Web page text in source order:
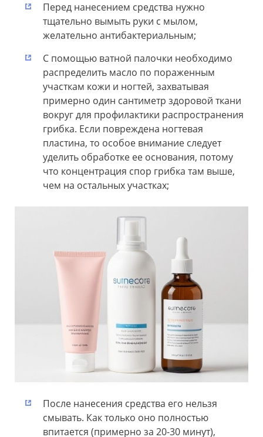
Перед нанесением средства нужно
тщательно вымыть руки с мылом,
желательно антибактериальным;
С помощью ватной палочки необходимо
распределить масло по пораженным
участкам кожи и ногтей, захватывая
примерно один сантиметр здоровой ткани
вокруг для профилактики распространения
грибка. Если повреждена ногтевая
пластина, то особое внимание следует
уделить обработке ее основания, потому
что концентрация спор грибка там выше,
чем на остальных участках;
После нанесения средства его нельзя
смывать. Как только оно полностью
впитается (примерно за 20-30 минут),